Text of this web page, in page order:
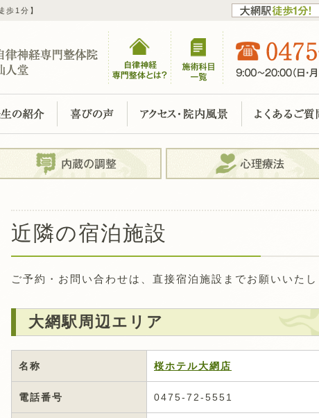
歩1分】
近隣の宿泊施設
ご予約・お問い合わせは、直接宿泊施設までお願いいた
大網駅周辺エリア
名称 桜ホテル大網店
電話番号 0475-72-5551